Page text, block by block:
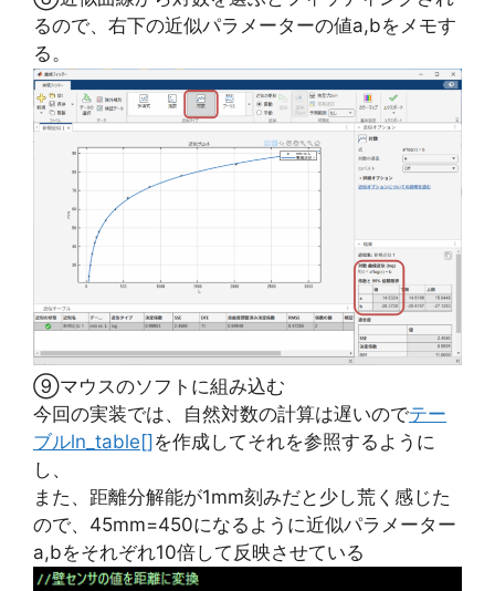
るので、右下の近似パラメーターの値a,bをメモす
る。
⑨マウスのソフトに組み込む
今回の実装では、自然対数の計算は遅いのでテー
ブルln_table[]を作成してそれを参照するように
し、
また、距離分解能が1mm刻みだと少し荒く感じた
ので、45mm=450になるように近似パラメーター
a,bをそれぞれ10倍して反映させている